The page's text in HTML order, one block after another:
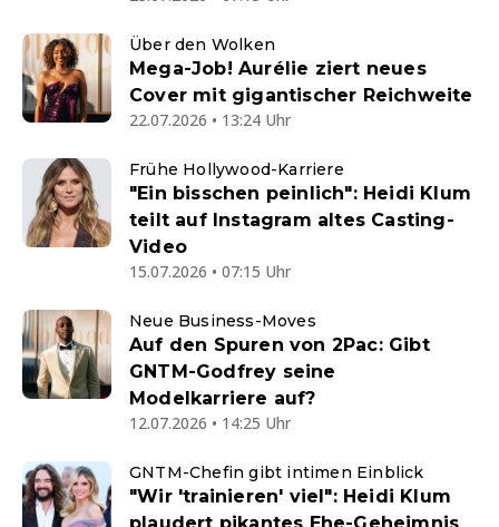
Über den Wolken
Mega-Job! Aurélie ziert neues
Cover mit gigantischer Reichweite
22.07.2026 • 13:24 Uhr
Frühe Hollywood-Karriere
"Ein bisschen peinlich": Heidi Klum
teilt auf Instagram altes Casting-
Video
15.07.2026 • 07:15 Uhr
Neue Business-Moves
Auf den Spuren von 2Pac: Gibt
GNTM-Godfrey seine
Modelkarriere auf?
12.07.2026 • 14:25 Uhr
GNTM-Chefin gibt intimen Einblick
"Wir 'trainieren' viel": Heidi Klum